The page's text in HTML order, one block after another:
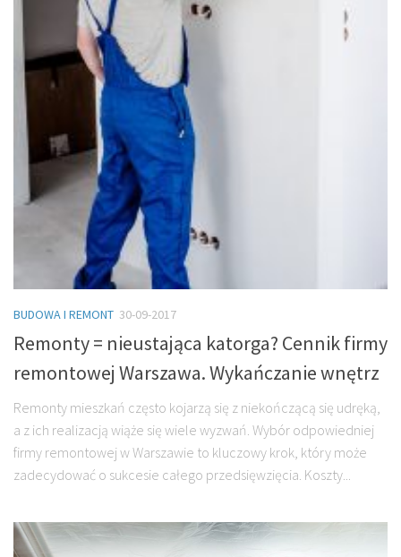
BUDOWA I REMONT 30-09-2017
Remonty = nieustająca katorga? Cennik firmy
remontowej Warszawa. Wykańczanie wnętrz
Remonty mieszkań często kojarzą się z niekończącą się udręką,
a z ich realizacją wiąże się wiele wyzwań. Wybór odpowiedniej
firmy remontowej w Warszawie to kluczowy krok, który może
zadecydować o sukcesie całego przedsięwzięcia. Koszty...